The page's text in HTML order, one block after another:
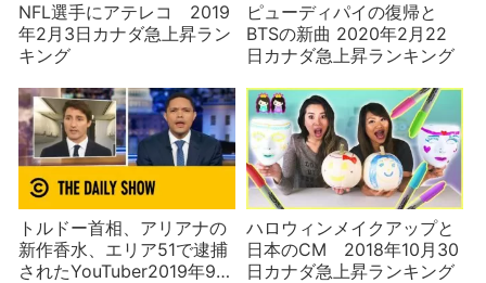
NFL選手にアテレコ 2019
年2月3日カナダ急上昇ラン
キング
ピューディパイの復帰と
BTSの新曲 2020年2月22
日カナダ急上昇ランキング
トルドー首相、アリアナの
新作香水、エリア51で逮捕
されたYouTuber2019年9月
ハロウィンメイクアップと
日本のCM 2018年10月30
日カナダ急上昇ランキング